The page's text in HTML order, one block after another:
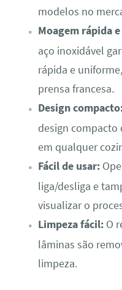
modelos no
Moagem rápida
aço inoxidável
rápida e
prensa francesa.
Design
design compacto
em qualquer
Fácil de usar:
liga/desliga e
visualizar o
Limpeza fácil:O
lâminas são
limpeza.